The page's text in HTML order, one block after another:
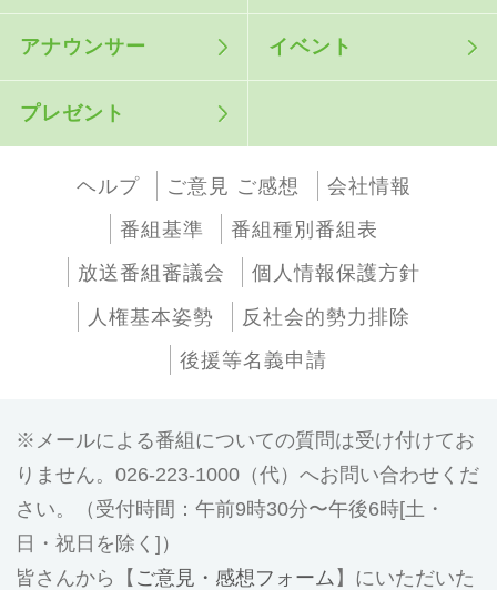
アナウンサー イベント
プレゼント
ヘルプ ご意見 ご感想
会社情報
番組基準
番組種別番組表
放送番組審議会
個人情報保護方針
人権基本姿勢
反社会的勢力排除
後援等名義申請
メールによる番組についての質問は受け付けてお
りません。026-223-1000（代）へお問い合わせくだ
さい。（受付時間：午前9時30分〜午後6時[土・
日・祝日を除く]）
皆さんから【 ご意見・感想フォーム 】にいただいた